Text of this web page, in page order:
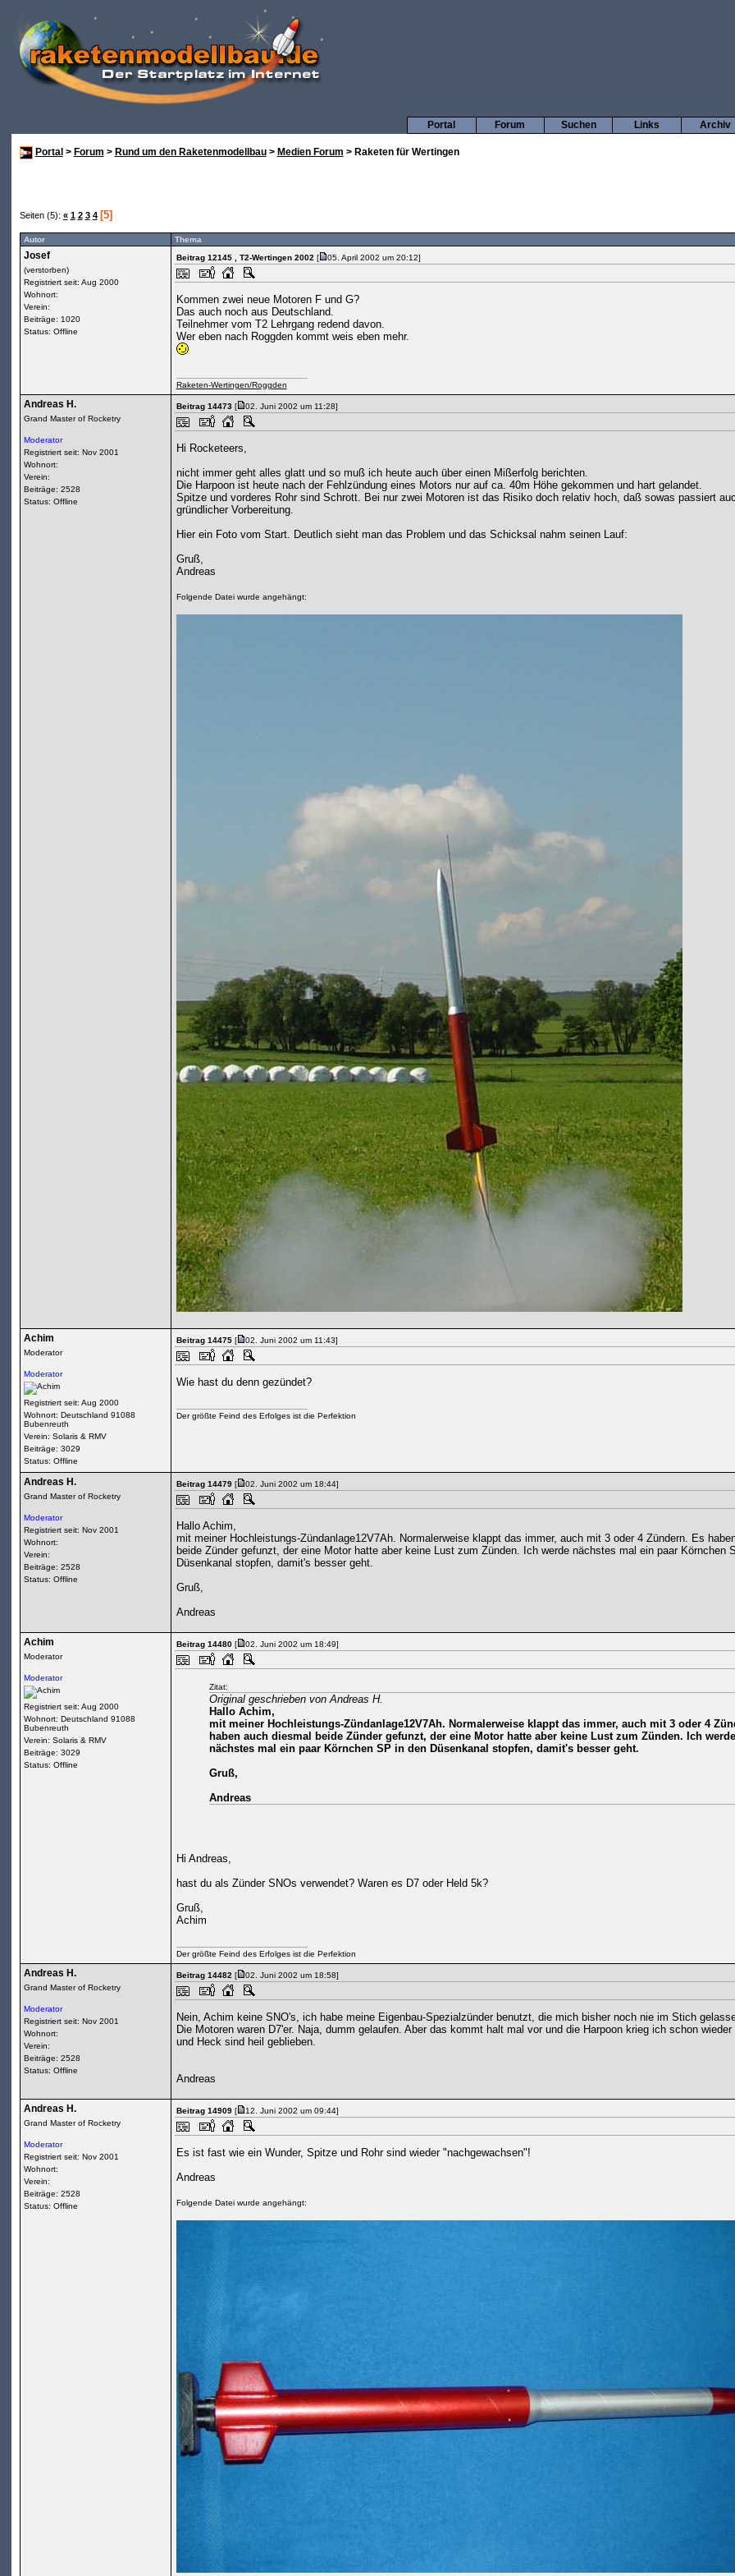
Archiv
Links
Suchen
Forum
Portal
Portal > Forum > Rund um den Raketenmodellbau> Medien Forum > Raketen für Wertingen
Seiten (5): « 1 2 3 4 [5]
Autor Thema
Josef
(verstorben)
Registriert seit: Aug 2000
Wohnort:
Verein:
Beiträge: 1020
Status: Offline
Beitrag 12145 , T2-Wertingen 2002[
05. April 2002 um 20:12]
Kommen zwei neue Motoren F und G?
Das auch noch aus Deutschland.
Teilnehmer vom T2 Lehrgang redend davon.
Wer eben nach Roggden kommt weis eben mehr.
Raketen-Wertingen/Roggden
Andreas H.
Grand Master of Rocketry
Moderator
Registriert seit: Nov 2001
Wohnort:
Verein:
Beiträge: 2528
Status: Offline
Beitrag 14473[
02. Juni 2002 um 11:28]
Hi Rocketeers,
nicht immer geht alles glatt und so muß ich heute auch über einen Mißerfolg berichten.
Die Harpoon ist heute nach der Fehlzündung eines Motors nur auf ca. 40m Höhe gekommen und hart gelandet.
Spitze und vorderes Rohr sind Schrott. Bei nur zwei Motoren ist das Risiko doch relativ hoch, daß sowas passiert
gründlicher Vorbereitung.
Hier ein Foto vom Start. Deutlich sieht man das Problem und das Schicksal nahm seinen Lauf:
Gruß,
Andreas
Folgende Datei wurde angehängt:
Achim
Moderator
Moderator
Registriert seit: Aug 2000
Wohnort: Deutschland 91088
Bubenreuth
Verein: Solaris & RMV
Beiträge: 3029
Status: Offline
Beitrag 14475[
02. Juni 2002 um 11:43]
Wie hast du denn gezündet?
Der größte Feind des Erfolges ist die Perfektion
Andreas H.
Grand Master of Rocketry
Moderator
Registriert seit: Nov 2001
Wohnort:
Verein:
Beiträge: 2528
Status: Offline
Beitrag 14479[
02. Juni 2002 um 18:44]
Hallo Achim,
mit meiner Hochleistungs-Zündanlage12V7Ah. Normalerweise klappt das immer, auch mit 3 oder 4 Zündern. Es
beide Zünder gefunzt, der eine Motor hatte aber keine Lust zum Zünden. Ich werde nächstes mal ein paar Körnchen
Düsenkanal stopfen, damit's besser geht.
Gruß,
Andreas
Achim
Moderator
Moderator
Registriert seit: Aug 2000
Wohnort: Deutschland 91088
Bubenreuth
Verein: Solaris & RMV
Beiträge: 3029
Status: Offline
Beitrag 14480[
02. Juni 2002 um 18:49]
Zitat:
Original geschrieben von Andreas H.
Hallo Achim,
mit meiner Hochleistungs-Zündanlage12V7Ah. Normalerweise klappt das immer, auch mit 3 oder 4
haben auch diesmal beide Zünder gefunzt, der eine Motor hatte aber keine Lust zum Zünden. Ich werde
nächstes mal ein paar Körnchen SP in den Düsenkanal stopfen, damit's besser geht.
Gruß,
Andreas
Hi Andreas,
hast du als Zünder SNOs verwendet? Waren es D7 oder Held 5k?
Gruß,
Achim
Der größte Feind des Erfolges ist die Perfektion
Andreas H.
Grand Master of Rocketry
Moderator
Registriert seit: Nov 2001
Wohnort:
Verein:
Beiträge: 2528
Status: Offline
Beitrag 14482[
02. Juni 2002 um 18:58]
Nein, Achim keine SNO's, ich habe meine Eigenbau-Spezialzünder benutzt, die mich bisher noch nie im Stich
Die Motoren waren D7'er. Naja, dumm gelaufen. Aber das kommt halt mal vor und die Harpoon krieg ich schon
und Heck sind heil geblieben.
Andreas
Andreas H.
Grand Master of Rocketry
Moderator
Registriert seit: Nov 2001
Wohnort:
Verein:
Beiträge: 2528
Status: Offline
Beitrag 14909[
12. Juni 2002 um 09:44]
Es ist fast wie ein Wunder, Spitze und Rohr sind wieder "nachgewachsen"!
Andreas
Folgende Datei wurde angehängt: